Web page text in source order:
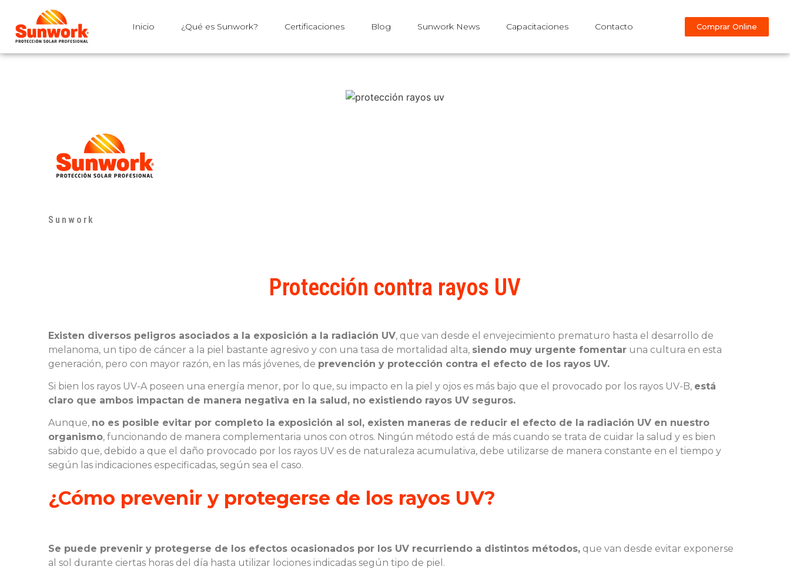
Inicio ¿Qué es Sunwork? Certificaciones Blog Sunwork News Capacitaciones Contacto Comprar Online
Sunwork
Protección contra rayos UV
Existen diversos peligros asociados a la exposición a la radiación UV, que van desde el envejecimiento prematuro hasta el desarrollo de
melanoma, un tipo de cáncer a la piel bastante agresivo y con una tasa de mortalidad alta, siendo muy urgente fomentar una cultura en esta
generación, pero con mayor razón, en las más jóvenes, de prevención y protección contra el efecto de los rayos UV.
Si bien los rayos UV-A poseen una energía menor, por lo que, su impacto en la piel y ojos es más bajo que el provocado por los rayos UV-B, está
claro que ambos impactan de manera negativa en la salud, no existiendo rayos UV seguros.
Aunque, no es posible evitar por completo la exposición al sol, existen maneras de reducir el efecto de la radiación UV en nuestro
organismo, funcionando de manera complementaria unos con otros. Ningún método está de más cuando se trata de cuidar la salud y es bien
sabido que, debido a que el daño provocado por los rayos UV es de naturaleza acumulativa, debe utilizarse de manera constante en el tiempo y
según las indicaciones especificadas, según sea el caso.
¿Cómo prevenir y protegerse de los rayos UV?
Se puede prevenir y protegerse de los efectos ocasionados por los UV recurriendo a distintos métodos, que van desde evitar exponerse
al sol durante ciertas horas del día hasta utilizar lociones indicadas según tipo de piel.